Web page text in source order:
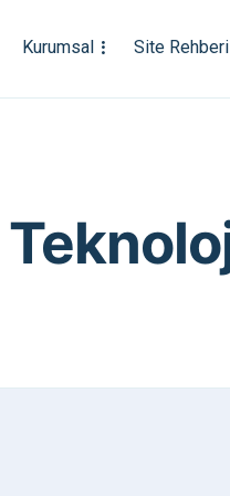
Kurumsal Site Rehberi